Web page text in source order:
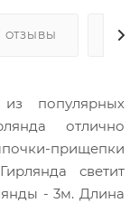
ОТЗЫВЫ
популярных
отлично
прищепки
светит
- 3м. Длина